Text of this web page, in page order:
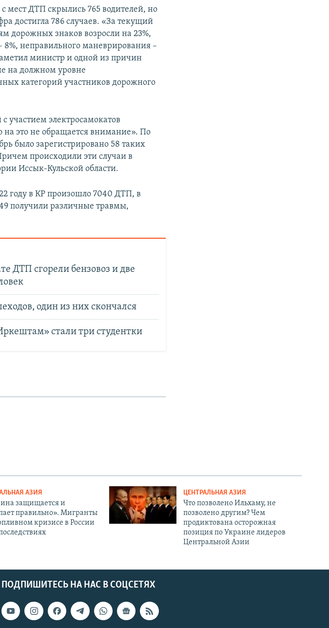
мест ДТП скрылись 765 водителей, но
достигла 786 случаев. «За текущий
дорожных знаков возросли на 23%,
неправильного маневрирования –
министр и одной из причин
на должном уровне
категорий участников дорожного
участием электросамокатов
на это не обращается внимание». По
было зарегистрировано 58 таких
происходили эти случаи в
Иссык-Кульской области.
году в КР произошло 7040 ДТП, в
получили различные травмы,
ДТП сгорели бензовоз и две
один из них скончался
стали три студентки
АЗИЯ
защищается и
правильно». Мигранты
кризисе в России
ЦЕНТРАЛЬНАЯ АЗИЯ
Что позволено Ильхаму, не
позволено другим? Чем
продиктована осторожная
позиция по Украине лидеров
Центральной Азии
ПОДПИШИТЕСЬ НА НАС В СОЦСЕТЯХ